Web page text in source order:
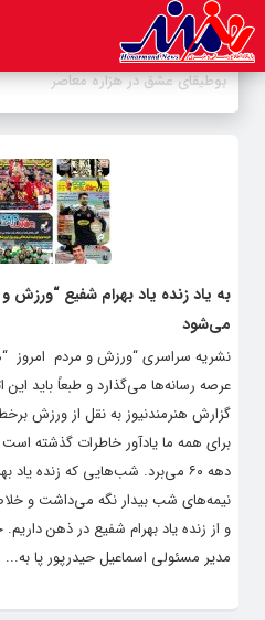
به یاد زنده یاد بهرام شفیع “ورزش
می‌شود
نشریه سراسری “ورزش و مردم امروز
عرصه رسانه‌ها می‌گذارد و طبعاً باید
گزارش هنرمندنیوز به نقل از ورزش
برای همه ما یادآور خاطرات گذشته
دهه ۶۰ می‌برد. شب‌هایی که زنده
نیمه‌های شب بیدار نگه می‌داشت و
و از زنده یاد بهرام شفیع در ذهن
مدیر مسئولی اسماعیل حیدرپور پا به...